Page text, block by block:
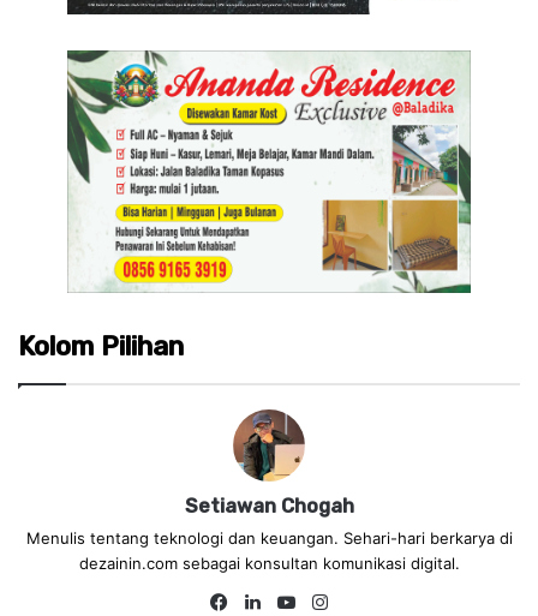
Kolom Pilihan
Setiawan Chogah
Menulis tentang teknologi dan keuangan. Sehari-hari berkarya di
dezainin.com sebagai konsultan komunikasi digital.
Fa Lin Yo